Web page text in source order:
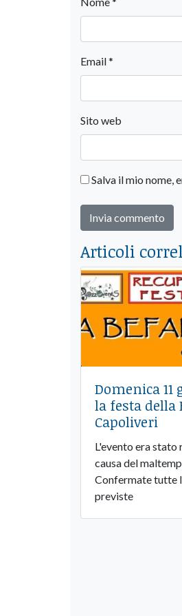
Email*
Sito web
Salva il mio nome,
Articoli
Domenica 11
la festa della
Capoliveri
L'evento era stato
causa del
Confermate tutte
previste